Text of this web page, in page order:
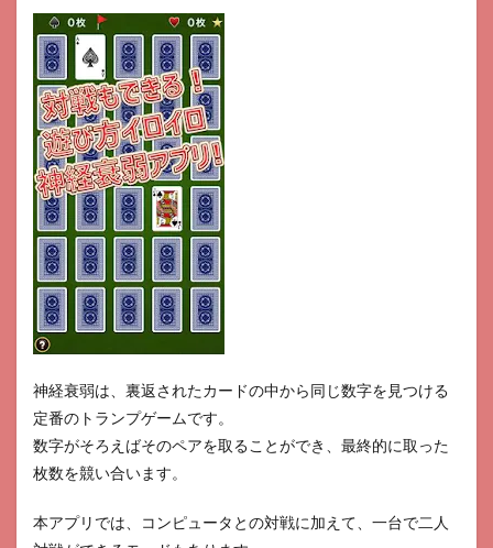
神経衰弱は、裏返されたカードの中から同じ数字を見つける
定番のトランプゲームです。
数字がそろえばそのペアを取ることができ、最終的に取った
枚数を競い合います。
本アプリでは、コンピュータとの対戦に加えて、一台で二人